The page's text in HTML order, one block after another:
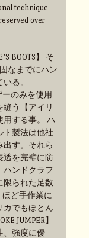
technique
over
BOOTS】 そ
なまでにハン
る。
ーのみを使用
う【アイリ
用する事。 ハ
ト製法は他社
出す。それら
透を完璧に防
ハンドクラフ
限られた足数
ほど手作業に
カでもほとん
JUMPER】
、強度に優